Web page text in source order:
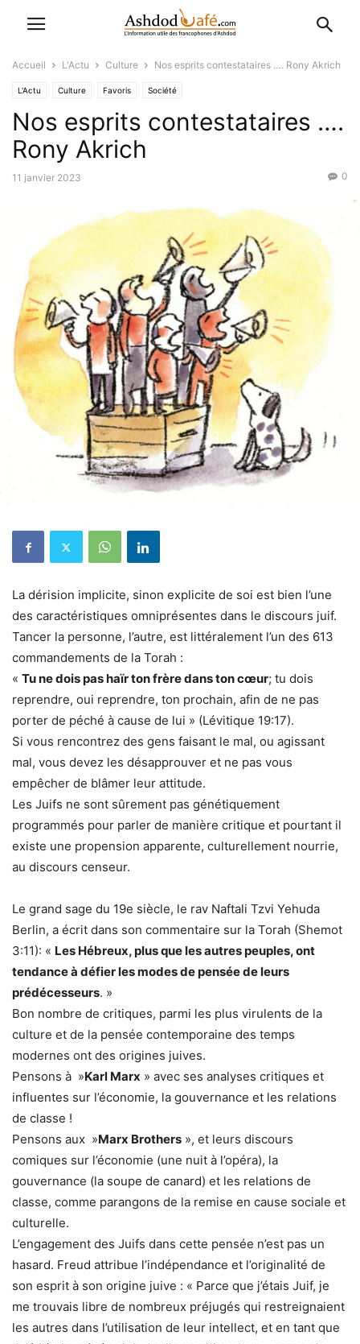
Accueil L'Actu Culture Nos esprits contestataires …. Rony Akrich
L'Actu Culture Favoris Société
Nos esprits contestataires ….
Rony Akrich
11 janvier 2023 0
La dérision implicite, sinon explicite de soi est bien l’une
des caractéristiques omniprésentes dans le discours juif.
Tancer la personne, l’autre, est littéralement l’un des 613
commandements de la Torah :
« Tu ne dois pas haïr ton frère dans ton cœur; tu dois
reprendre, oui reprendre, ton prochain, afin de ne pas
porter de péché à cause de lui » (Lévitique 19:17).
Si vous rencontrez des gens faisant le mal, ou agissant
mal, vous devez les désapprouver et ne pas vous
empêcher de blâmer leur attitude.
Les Juifs ne sont sûrement pas génétiquement
programmés pour parler de manière critique et pourtant il
existe une propension apparente, culturellement nourrie,
au discours censeur.
Le grand sage du 19e siècle, le rav Naftali Tzvi Yehuda
Berlin, a écrit dans son commentaire sur la Torah (Shemot
3:11): « Les Hébreux, plus que les autres peuples, ont
tendance à défier les modes de pensée de leurs
prédécesseurs. »
Bon nombre de critiques, parmi les plus virulents de la
culture et de la pensée contemporaine des temps
modernes ont des origines juives.
Pensons à »Karl Marx » avec ses analyses critiques et
influentes sur l’économie, la gouvernance et les relations
de classe !
Pensons aux »Marx Brothers », et leurs discours
comiques sur l’économie (une nuit à l’opéra), la
gouvernance (la soupe de canard) et les relations de
classe, comme parangons de la remise en cause sociale et
culturelle.
L’engagement des Juifs dans cette pensée n’est pas un
hasard. Freud attribue l’indépendance et l’originalité de
son esprit à son origine juive : « Parce que j’étais Juif, je
me trouvais libre de nombreux préjugés qui restreignaient
les autres dans l’utilisation de leur intellect, et en tant que